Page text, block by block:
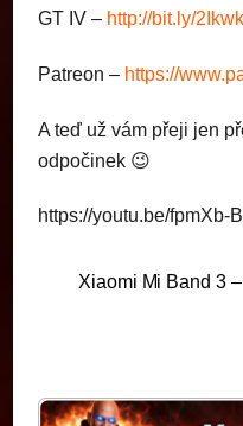
GT IV – http://bit.ly/
Patreon – https://
A teď už vám přeji jen
odpočinek 😉
https://youtu.be/fpmXb-
Xiaomi Mi Band 3